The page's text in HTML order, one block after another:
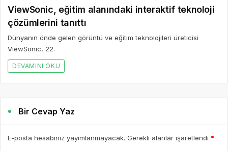
ViewSonic, eğitim alanındaki interaktif teknoloji
çözümlerini tanıttı
Dünyanın önde gelen görüntü ve eğitim teknolojileri üreticisi
ViewSonic, 22.
DEVAMINI OKU
Bir Cevap Yaz
E-posta hesabınız yayımlanmayacak. Gerekli alanlar işaretlendi *